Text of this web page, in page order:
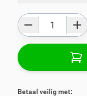
Aantal
Betaal veilig met: